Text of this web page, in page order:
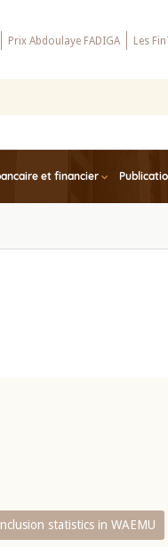
Prix Abdoulaye FADIGA Les
et financier
statistics in WAEMU